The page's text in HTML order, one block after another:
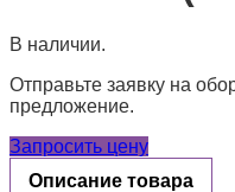
В наличии.
Отправьте заявку на
предложение.
Запросить цену
Описание товара